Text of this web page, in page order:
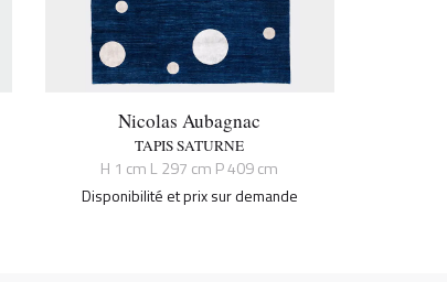
Nicolas Aubagnac
TAPIS SATURNE
H 1 cm L 297 cm P 409 cm
Disponibilité et prix sur demande